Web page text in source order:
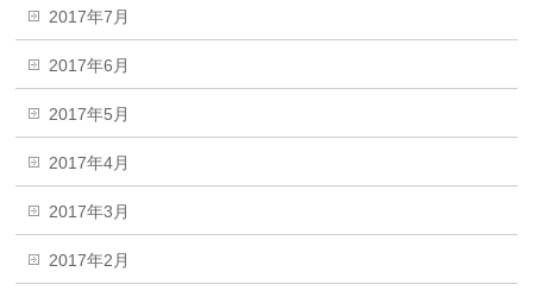
2017年7月
2017年6月
2017年5月
2017年4月
2017年3月
2017年2月